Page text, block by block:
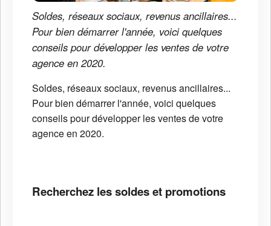
Soldes, réseaux sociaux, revenus ancillaires...
Pour bien démarrer l'année, voici quelques
conseils pour développer les ventes de votre
agence en 2020.
Soldes, réseaux sociaux, revenus ancillaires...
Pour bien démarrer l'année, voici quelques
conseils pour développer les ventes de votre
agence en 2020.
Recherchez les soldes et promotions